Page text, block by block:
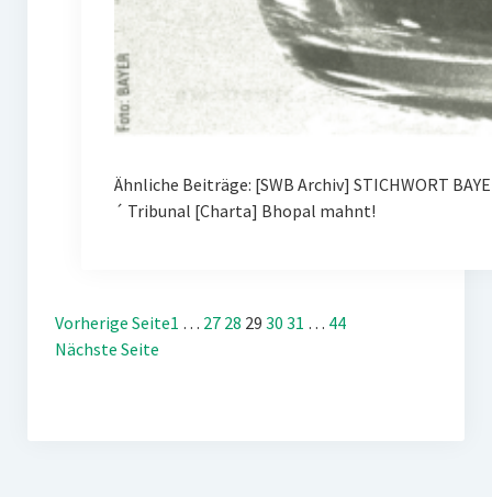
Ähnliche Beiträge: [SWB Archiv] STICHWORT
´ Tribunal [Charta] Bhopal mahnt!
Vorherige Seite1 … 27 28 29 30 31 … 44
Nächste Seite